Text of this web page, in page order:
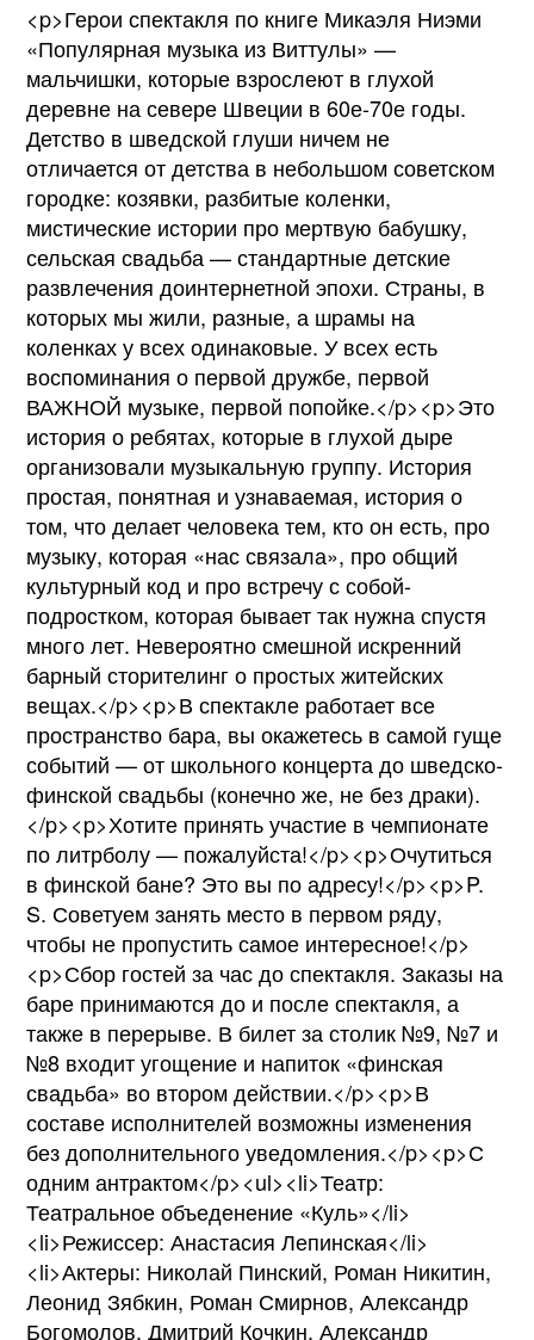
<p>Герои спектакля по книге Микаэля Ниэми
«Популярная музыка из Виттулы» —
мальчишки, которые взрослеют в глухой
деревне на севере Швеции в 60е-70е годы.
Детство в шведской глуши ничем не
отличается от детства в небольшом советском
городке: козявки, разбитые коленки,
мистические истории про мертвую бабушку,
сельская свадьба — стандартные детские
развлечения доинтернетной эпохи. Страны, в
которых мы жили, разные, а шрамы на
коленках у всех одинаковые. У всех есть
воспоминания о первой дружбе, первой
ВАЖНОЙ музыке, первой попойке.</p><p>Это
история о ребятах, которые в глухой дыре
организовали музыкальную группу. История
простая, понятная и узнаваемая, история о
том, что делает человека тем, кто он есть, про
музыку, которая «нас связала», про общий
культурный код и про встречу с собой-
подростком, которая бывает так нужна спустя
много лет. Невероятно смешной искренний
барный сторителинг о простых житейских
вещах.</p><p>В спектакле работает все
пространство бара, вы окажетесь в самой гуще
событий — от школьного концерта до шведско-
финской свадьбы (конечно же, не без драки).
</p><p>Хотите принять участие в чемпионате
по литрболу — пожалуйста!</p><p>Очутиться
в финской бане? Это вы по адресу!</p><p>P.
S. Советуем занять место в первом ряду,
чтобы не пропустить самое интересное!</p>
<p>Сбор гостей за час до спектакля. Заказы на
баре принимаются до и после спектакля, а
также в перерыве. В билет за столик №9, №7 и
№8 входит угощение и напиток «финская
свадьба» во втором действии.</p><p>В
составе исполнителей возможны изменения
без дополнительного уведомления.</p><p>С
одним антрактом</p><ul><li>Театр:
Театральное объеденение «Куль»</li>
<li>Режиссер: Анастасия Лепинская</li>
<li>Актеры: Николай Пинский, Роман Никитин,
Леонид Зябкин, Роман Смирнов, Александр
Богомолов, Дмитрий Кочкин, Александр